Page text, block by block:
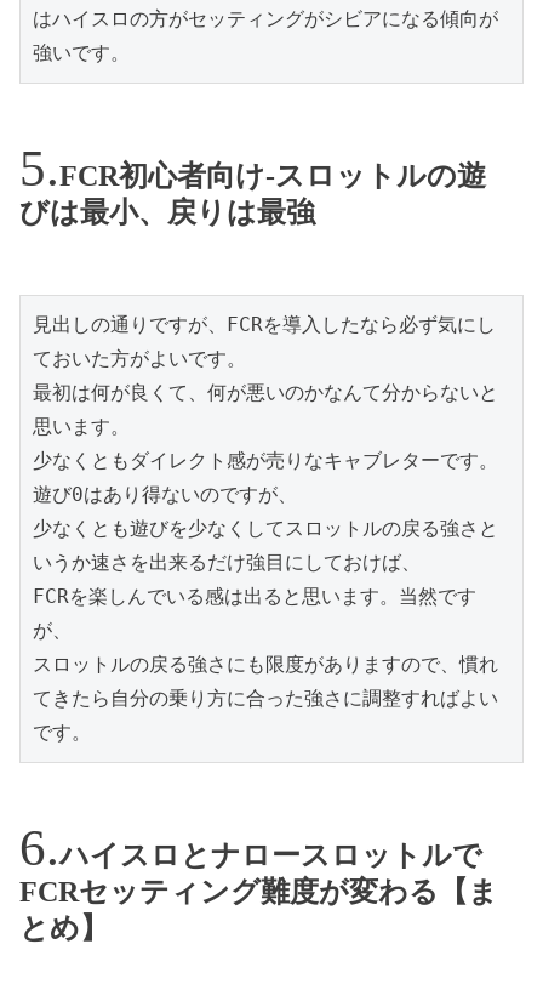
はハイスロの方がセッティングがシビアになる傾向が
強いです。
FCR初心者向け-スロットルの遊
びは最小、戻りは最強
見出しの通りですが、FCRを導入したなら必ず気にし
ておいた方がよいです。
最初は何が良くて、何が悪いのかなんて分からないと
思います。
少なくともダイレクト感が売りなキャブレターです。
遊び0はあり得ないのですが、
少なくとも遊びを少なくしてスロットルの戻る強さと
いうか速さを出来るだけ強目にしておけば、
FCRを楽しんでいる感は出ると思います。当然です
が、
スロットルの戻る強さにも限度がありますので、慣れ
てきたら自分の乗り方に合った強さに調整すればよい
です。
ハイスロとナロースロットルで
FCRセッティング難度が変わる【ま
とめ】